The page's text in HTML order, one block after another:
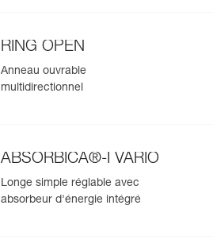
RING OPEN
Anneau ouvrable
multidirectionnel
ABSORBICA®-I VARIO
Longe simple réglable avec
absorbeur d'énergie intégré